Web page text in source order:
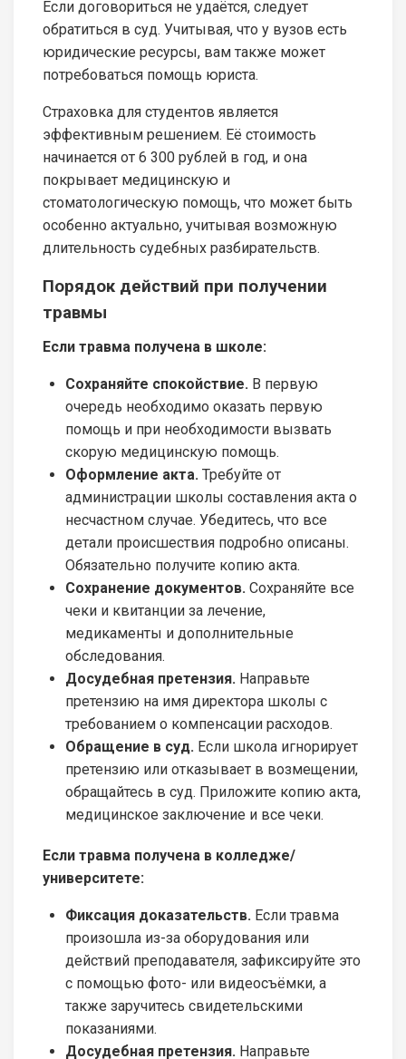
Если договориться не удаётся, следует
обратиться в суд. Учитывая, что у вузов есть
юридические ресурсы, вам также может
потребоваться помощь юриста.
Страховка для студентов является
эффективным решением. Её стоимость
начинается от 6 300 рублей в год, и она
покрывает медицинскую и
стоматологическую помощь, что может быть
особенно актуально, учитывая возможную
длительность судебных разбирательств.
Порядок действий при получении
травмы
Если травма получена в школе:
Сохраняйте спокойствие. В первую
очередь необходимо оказать первую
помощь и при необходимости вызвать
скорую медицинскую помощь.
Оформление акта. Требуйте от
администрации школы составления акта о
несчастном случае. Убедитесь, что все
детали происшествия подробно описаны.
Обязательно получите копию акта.
Сохранение документов. Сохраняйте все
чеки и квитанции за лечение,
медикаменты и дополнительные
обследования.
Досудебная претензия. Направьте
претензию на имя директора школы с
требованием о компенсации расходов.
Обращение в суд. Если школа игнорирует
претензию или отказывает в возмещении,
обращайтесь в суд. Приложите копию акта,
медицинское заключение и все чеки.
Если травма получена в колледже/
университете:
Фиксация доказательств. Если травма
произошла из-за оборудования или
действий преподавателя, зафиксируйте это
с помощью фото- или видеосъёмки, а
также заручитесь свидетельскими
показаниями.
Досудебная претензия. Направьте